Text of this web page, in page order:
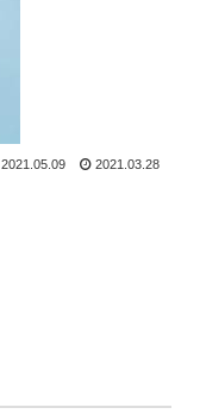
2021.05.09 2021.03.28